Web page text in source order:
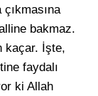
bakmaz.
kaçar. İşte,
faydalı
ki Allah